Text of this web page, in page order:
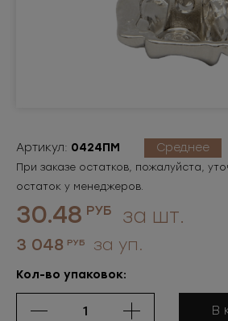
Артикул: 0424ПМ Среднее
При заказе остатков, пожалуйста,
остаток у менеджеров.
30.48 РУБ за шт.
3 048 РУБ за уп.
Кол-во упаковок:
В